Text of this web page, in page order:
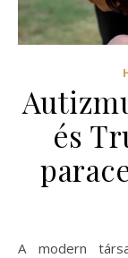
és
A modern társadalom egyik legnagyobb kihívása az